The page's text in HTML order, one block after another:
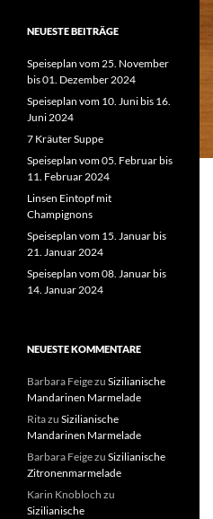
NEUESTE BEITRÄGE
Speiseplan vom 25. November
bis 01. Dezember 2024
Speiseplan vom 10. Juni bis 16.
Juni 2024
7 Kräuter Suppe
Speiseplan vom 05. Februar bis
11. Februar 2024
Linsen Eintopf mit
Champignons
Speiseplan vom 15. Januar bis
21. Januar 2024
Speiseplan vom 08. Januar bis
14. Januar 2024
NEUESTE KOMMENTARE
Barbara Feigezu Sizilianische
Mandarinen Marmelade
Ritazu Sizilianische
Mandarinen Marmelade
Barbara Feigezu Sizilianische
Zitronenmarmelade
Karin Knobloch zu
Sizilianische